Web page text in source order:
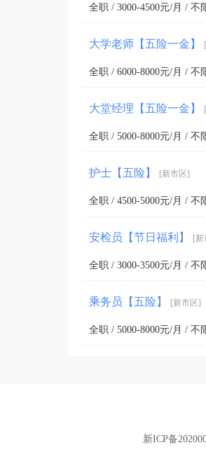
全职 / 3000-4500元/月 / 不
大学老师【五险一金】
全职 / 6000-8000元/月 / 不
大堂经理【五险一金】
全职 / 5000-8000元/月 / 不
护士【五险】 [新市区]
全职 / 4500-5000元/月 / 不
安检员【节日福利】 [新
全职 / 3000-3500元/月 / 不
乘务员【五险】 [新市区]
全职 / 5000-8000元/月 / 不
新ICP备